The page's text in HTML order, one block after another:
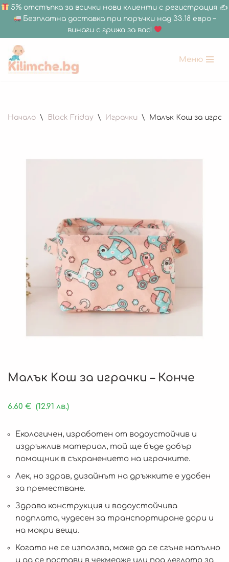
5% отстъпка за всички нови клиенти с регистрация ✍
Безплатна доставка при поръчки над 33.18 евро –
винаги с грижа за вас!
Продължете
Меню
Начало \ Black Friday \ Играчки \ Малък Kош за
Малък Kош за играчки – Конче
6.60 € (12.91 лв.)
Екологичен, изработен от водоустойчив и
издръжлив материал, той ще бъде добър
помощник в съхранението на играчките.
Лек, но здрав, дизайнът на дръжките е удобен
за преместване.
Здрава конструкция и водоустойчива
подплата, чудесен за транспортиране дори и
на мокри вещи.
Когато не се използва, може да се сгъне напълно
и да се постави в чекмедже или под леглото за